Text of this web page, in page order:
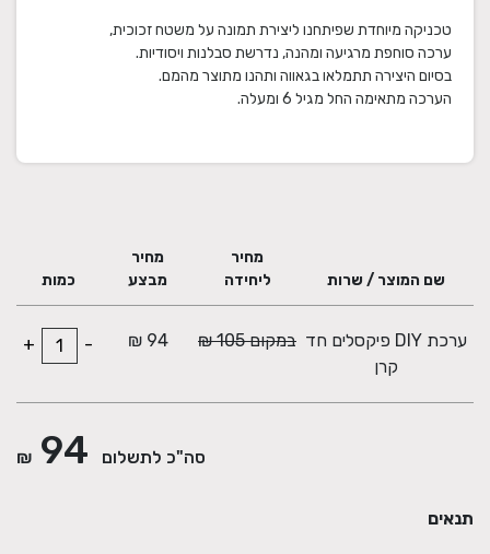
הערכה מתאימה החל מגיל 6 ומעלה.
שם המוצר / שרות
מחיר
ליחידה
מחיר
מבצע
כמות
ערכת DIY פיקסלים חד
קרן
במקום 105 ₪ 94 ₪
-
+
סה"כ לתשלום 94
₪
תנאים